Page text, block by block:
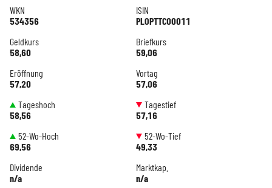
WKN
534356
ISIN
PLOPTTC00011
Geldkurs
58,60
Briefkurs
59,06
Eröffnung
57,20
Vortag
57,06
Tageshoch
58,56
Tagestief
57,16
52-Wo-Hoch
69,56
52-Wo-Tief
49,33
Dividende
n/a
Marktkap.
n/a